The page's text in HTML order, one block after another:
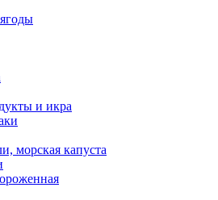
и икра
морская капуста